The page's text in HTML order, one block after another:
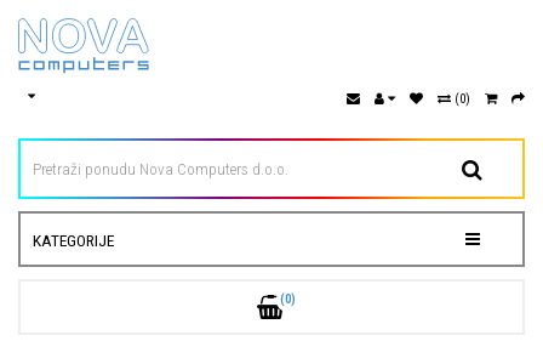
(0)
KATEGORIJE
(0)